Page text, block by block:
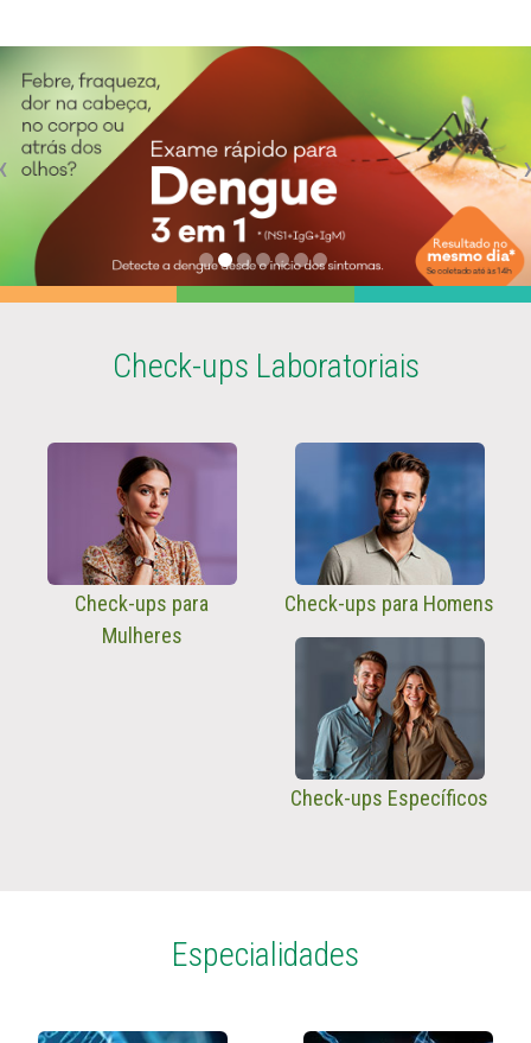
Check-ups Laboratoriais
Check-ups para
Mulheres
Check-ups para Homens
Check-ups Específicos
Especialidades